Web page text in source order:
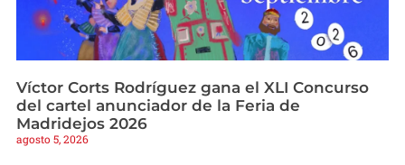
Víctor Corts Rodríguez gana el XLI Concurso
del cartel anunciador de la Feria de
Madridejos 2026
agosto 5, 2026